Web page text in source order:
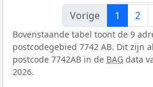
Vorige
1 2
Bovenstaande tabel toont de 9
postcodegebied 7742 AB. Dit zijn
postcode 7742AB in de BAG data
2026.